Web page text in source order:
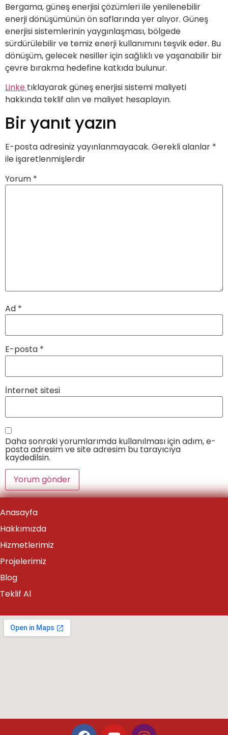
Bergama, güneş enerjisi çözümleri ile yenilenebilir
enerji dönüşümünün ön saflarında yer alıyor. Güneş
enerjisi sistemlerinin yaygınlaşması, bölgede
sürdürülebilir ve temiz enerji kullanımını teşvik eder. Bu
dönüşüm, gelecek nesiller için sağlıklı ve yaşanabilir bir
çevre bırakma hedefine katkıda bulunur.
Linke tıklayarak güneş enerjisi sistemi maliyeti
hakkında teklif alın ve maliyet hesaplayın.
Bir yanıt yazın
E-posta adresiniz yayınlanmayacak. Gerekli alanlar *
ile işaretlenmişlerdir
Yorum *
Ad *
E-posta *
İnternet sitesi
Daha sonraki yorumlarımda kullanılması için adım, e-
posta adresim ve site adresim bu tarayıcıya
kaydedilsin.
Anasayfa
Hakkımızda
Hizmetlerimiz
Projelerimiz
Blog
Teklif Al